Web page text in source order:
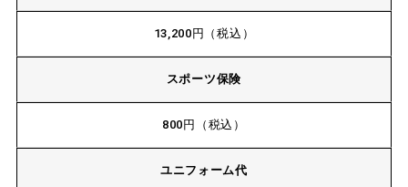
13,200円（税込）
スポーツ保険
800円（税込）
ユニフォーム代